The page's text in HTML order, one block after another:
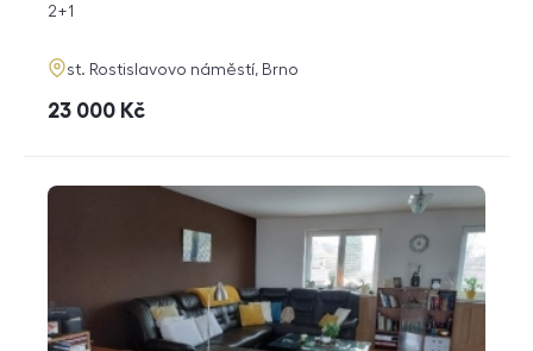
rozměry
disposition
2+1
adresa
st. Rostislavovo náměstí, Brno
cena
23 000 Kč